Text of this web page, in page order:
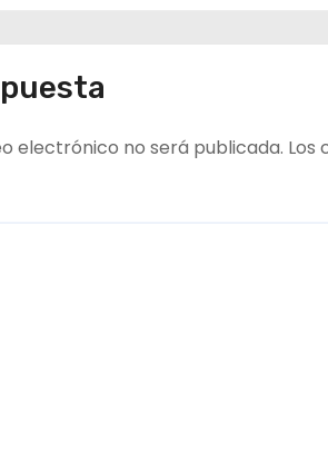
electrónico no será publicada. Los